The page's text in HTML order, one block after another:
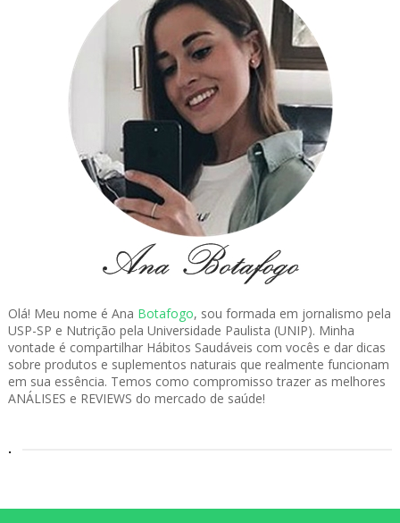
Olá! Meu nome é Ana Botafogo, sou formada em jornalismo pela
USP-SP e Nutrição pela Universidade Paulista (UNIP). Minha
vontade é compartilhar Hábitos Saudáveis com vocês e dar dicas
sobre produtos e suplementos naturais que realmente funcionam
em sua essência. Temos como compromisso trazer as melhores
ANÁLISES e REVIEWS do mercado de saúde!
.